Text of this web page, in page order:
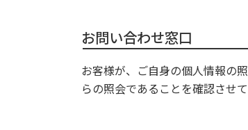
お問い合わせ窓口
お客様が、ご自身の個人情報の
らの照会であることを確認させ